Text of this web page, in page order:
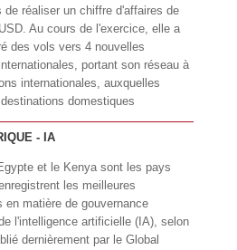
de réaliser un chiffre d'affaires de
Au cours de l'exercice, elle a
des vols vers 4 nouvelles
portant son réseau à
internationales, auxquelles
domestiques
- IA
et le Kenya sont les pays
les meilleures
en matière de gouvernance
l'intelligence artificielle (IA), selon
dernièrement par le Global